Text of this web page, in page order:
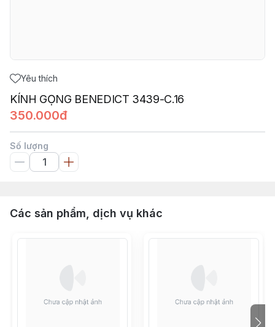
Yêu thích
KÍNH GỌNG BENEDICT 3439-C.16
350.000đ
Số lượng
Các sản phẩm, dịch vụ khác